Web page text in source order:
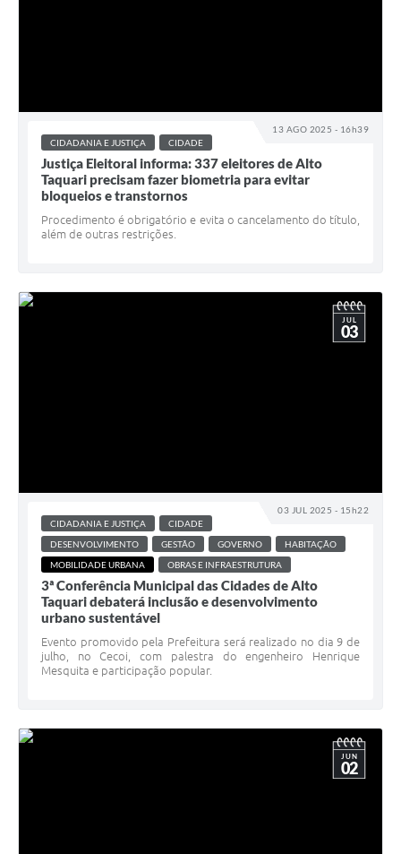
13 AGO 2025 - 16h39
CIDADANIA E JUSTIÇA CIDADE
Justiça Eleitoral informa: 337 eleitores de Alto
Taquari precisam fazer biometria para evitar
bloqueios e transtornos
Procedimento é obrigatório e evita o cancelamento do título,
além de outras restrições.
03 JUL 2025 - 15h22
JUL
03
CIDADANIA E JUSTIÇA
CIDADE
DESENVOLVIMENTO
GESTÃO GOVERNO
HABITAÇÃO
MOBILIDADE URBANA
OBRAS E INFRAESTRUTURA
3ª Conferência Municipal das Cidades de Alto
Taquari debaterá inclusão e desenvolvimento
urbano sustentável
Evento promovido pela Prefeitura será realizado no dia 9 de
julho, no Cecoi, com palestra do engenheiro Henrique
Mesquita e participação popular.
JUN
02